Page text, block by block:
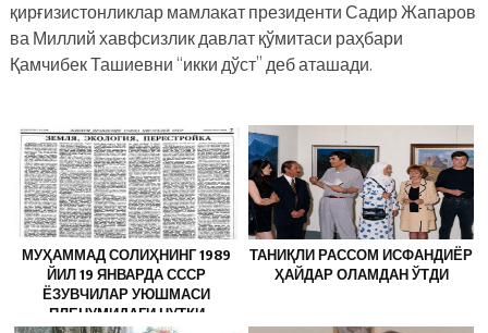
қирғизистонликлар мамлакат президенти Садир Жапаров
ва Миллий хавфсизлик давлат қўмитаси раҳбари
Қамчибек Ташиевни “икки дўст” деб аташади.
МУҲАММАД СОЛИҲНИНГ 1989
ЙИЛ 19 ЯНВАРДА СССР
ЁЗУВЧИЛАР УЮШМАСИ
ПЛЕНУМИДАГИ НУТҚИ
ТАНИҚЛИ РАССОМ ИСФАНДИЁР
ҲАЙДАР ОЛАМДАН ЎТДИ